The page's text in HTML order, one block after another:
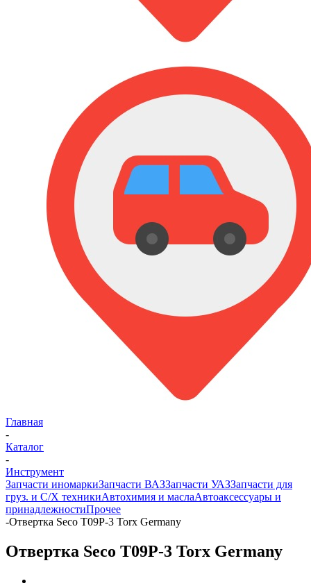
Главная
-
Каталог
-
Инструмент
Запчасти иномаркиЗапчасти ВАЗЗапчасти УАЗЗапчасти для
груз. и С/Х техникиАвтохимия и маслаАвтоаксессуары и
принадлежностиПрочее
-Отвертка Seco T09P-3 Torx Germany
Отвертка Seco T09P-3 Torx Germany